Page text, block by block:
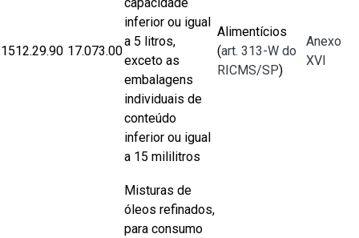
1512.29.90 17.073.00
inferior ou igual
a 5 litros,
exceto as
embalagens
individuais de
conteúdo
inferior ou igual
a 15 mililitros
Alimentícios
(art. 313-W do
RICMS/SP)
Anexo
XVI
Misturas de
óleos refinados,
para consumo